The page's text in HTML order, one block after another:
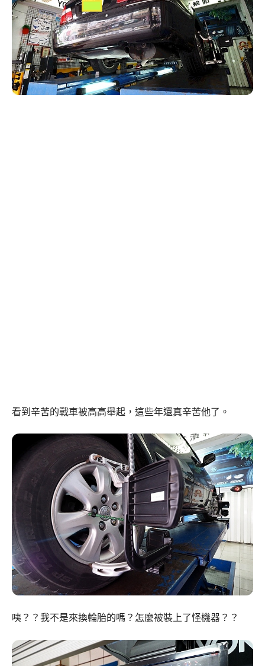
看到辛苦的戰車被高高舉起，這些年還真辛苦他了。
咦？？我不是來換輪胎的嗎？怎麼被裝上了怪機器？？